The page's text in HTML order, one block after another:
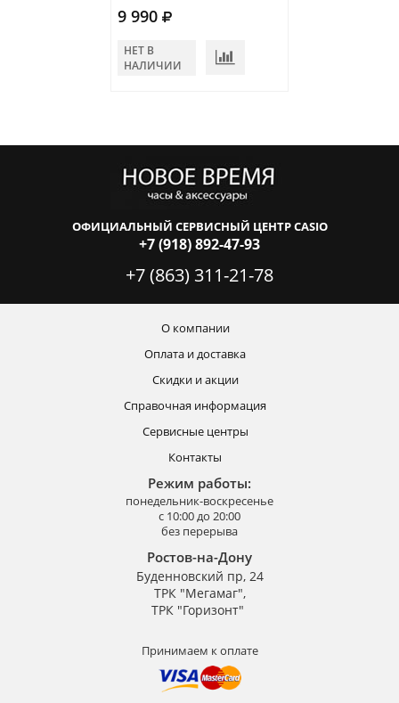
9 990
НЕТ В
НАЛИЧИИ
ОФИЦИАЛЬНЫЙ СЕРВИСНЫЙ ЦЕНТР CASIO
+7 (918) 892-47-93
+7 (863) 311-21-78
О компании
Оплата и доставка
Скидки и акции
Справочная информация
Сервисные центры
Контакты
Режим работы:
понедельник-воскресенье
с 10:00 до 20:00
без перерыва
Ростов-на-Дону
Буденновский пр, 24
ТРК "Мегамаг",
ТРК "Горизонт"
Принимаем к оплате